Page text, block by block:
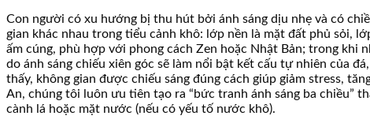
Con người có xu hướng bị thu hút bởi ánh sáng dịu nhẹ và có
gian khác nhau trong tiểu cảnh khô: lớp nền là mặt đất phủ sỏi,
ấm cúng, phù hợp với phong cách Zen hoặc Nhật Bản; trong khi
do ánh sáng chiếu xiên góc sẽ làm nổi bật kết cấu tự nhiên của
thấy, không gian được chiếu sáng đúng cách giúp giảm stress,
An, chúng tôi luôn ưu tiên tạo ra “bức tranh ánh sáng ba chiều”
cành lá hoặc mặt nước (nếu có yếu tố nước khô).